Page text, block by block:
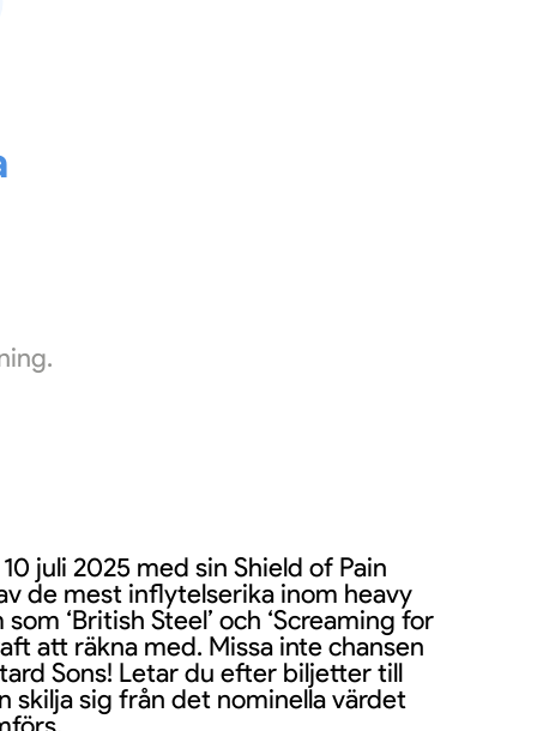
juli 2025 med sin Shield of Pain
de mest inflytelserika inom heavy
‘British Steel’ och ‘Screaming for
att räkna med. Missa inte chansen
Sons! Letar du efter biljetter till
skilja sig från det nominella värdet